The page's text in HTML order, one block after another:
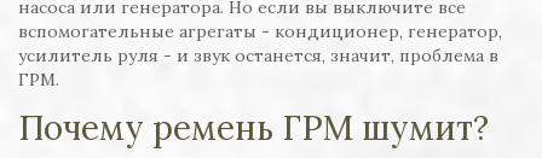
насоса или генератора. Но если вы выключите все
вспомогательные агрегаты - кондиционер, генератор,
усилитель руля - и звук останется, значит, проблема в
ГРМ.
Почему ремень ГРМ шумит?